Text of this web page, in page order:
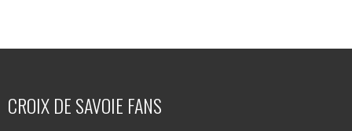
CROIX DE SAVOIE FANS